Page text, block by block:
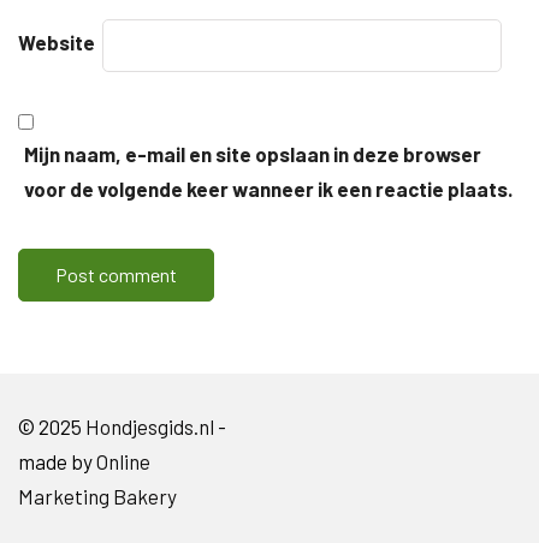
Website
Mijn naam, e-mail en site opslaan in deze browser
voor de volgende keer wanneer ik een reactie plaats.
© 2025 Hondjesgids.nl -
made byOnline
Marketing Bakery